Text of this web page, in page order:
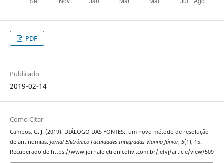
PDF
Publicado
2019-02-14
Como Citar
Campos, G. J. (2019). DIÁLOGO DAS FONTES:: um novo método de resolução
de antinomias. Jornal Eletrônico Faculdades Integradas Vianna Júnior, 5(1), 15.
Recuperado de https://www.jornaleletronicofivj.com.br/jefvj/article/view/509